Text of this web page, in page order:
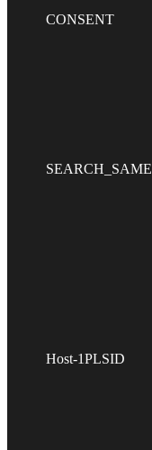
CONSENT
Host-1PLSID